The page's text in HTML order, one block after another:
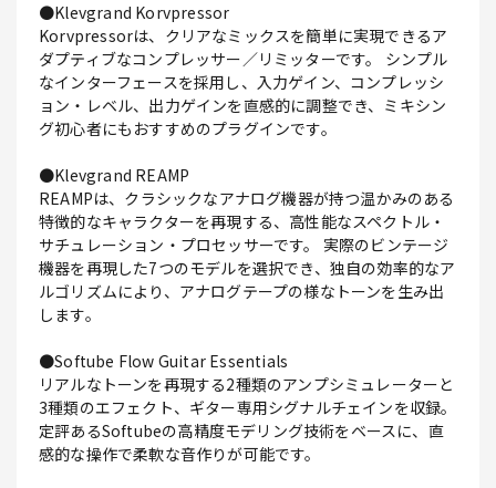
●Klevgrand Korvpressor
Korvpressorは、クリアなミックスを簡単に実現できるア
ダプティブなコンプレッサー／リミッターです。 シンプル
なインターフェースを採用し、入力ゲイン、コンプレッシ
ョン・レベル、出力ゲインを直感的に調整でき、ミキシン
グ初心者にもおすすめのプラグインです。
●Klevgrand REAMP
REAMPは、クラシックなアナログ機器が持つ温かみのある
特徴的なキャラクターを再現する、高性能なスペクトル・
サチュレーション・プロセッサーです。 実際のビンテージ
機器を再現した7つのモデルを選択でき、独自の効率的なア
ルゴリズムにより、アナログテープの様なトーンを生み出
します。
●Softube Flow Guitar Essentials
リアルなトーンを再現する2種類のアンプシミュレーターと
3種類のエフェクト、ギター専用シグナルチェインを収録。
定評あるSoftubeの高精度モデリング技術をベースに、直
感的な操作で柔軟な音作りが可能です。